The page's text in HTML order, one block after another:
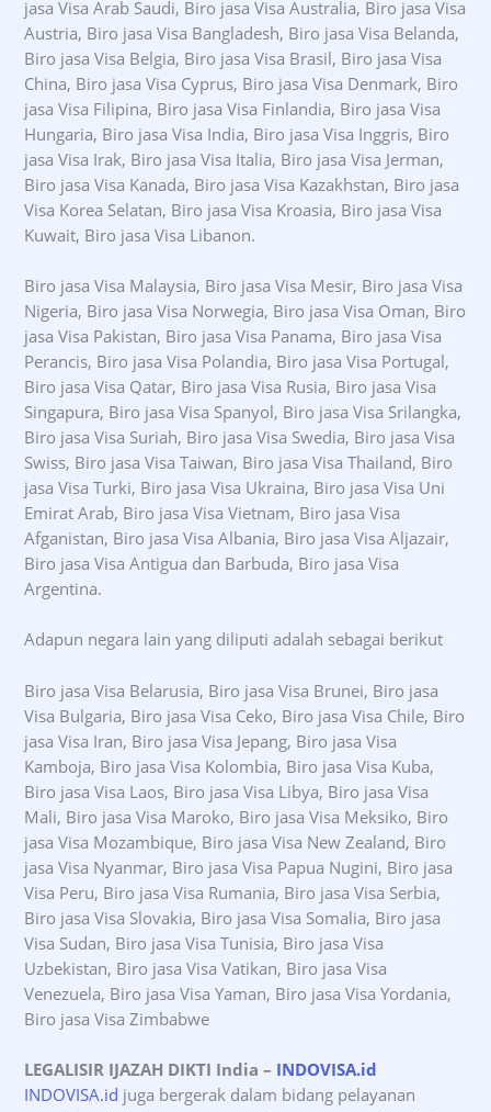
jasa Visa Arab Saudi, Biro jasa Visa Australia, Biro jasa Visa
Austria, Biro jasa Visa Bangladesh, Biro jasa Visa Belanda,
Biro jasa Visa Belgia, Biro jasa Visa Brasil, Biro jasa Visa
China, Biro jasa Visa Cyprus, Biro jasa Visa Denmark, Biro
jasa Visa Filipina, Biro jasa Visa Finlandia, Biro jasa Visa
Hungaria, Biro jasa Visa India, Biro jasa Visa Inggris, Biro
jasa Visa Irak, Biro jasa Visa Italia, Biro jasa Visa Jerman,
Biro jasa Visa Kanada, Biro jasa Visa Kazakhstan, Biro jasa
Visa Korea Selatan, Biro jasa Visa Kroasia, Biro jasa Visa
Kuwait, Biro jasa Visa Libanon.
Biro jasa Visa Malaysia, Biro jasa Visa Mesir, Biro jasa Visa
Nigeria, Biro jasa Visa Norwegia, Biro jasa Visa Oman, Biro
jasa Visa Pakistan, Biro jasa Visa Panama, Biro jasa Visa
Perancis, Biro jasa Visa Polandia, Biro jasa Visa Portugal,
Biro jasa Visa Qatar, Biro jasa Visa Rusia, Biro jasa Visa
Singapura, Biro jasa Visa Spanyol, Biro jasa Visa Srilangka,
Biro jasa Visa Suriah, Biro jasa Visa Swedia, Biro jasa Visa
Swiss, Biro jasa Visa Taiwan, Biro jasa Visa Thailand, Biro
jasa Visa Turki, Biro jasa Visa Ukraina, Biro jasa Visa Uni
Emirat Arab, Biro jasa Visa Vietnam, Biro jasa Visa
Afganistan, Biro jasa Visa Albania, Biro jasa Visa Aljazair,
Biro jasa Visa Antigua dan Barbuda, Biro jasa Visa
Argentina.
Adapun negara lain yang diliputi adalah sebagai berikut
Biro jasa Visa Belarusia, Biro jasa Visa Brunei, Biro jasa
Visa Bulgaria, Biro jasa Visa Ceko, Biro jasa Visa Chile, Biro
jasa Visa Iran, Biro jasa Visa Jepang, Biro jasa Visa
Kamboja, Biro jasa Visa Kolombia, Biro jasa Visa Kuba,
Biro jasa Visa Laos, Biro jasa Visa Libya, Biro jasa Visa
Mali, Biro jasa Visa Maroko, Biro jasa Visa Meksiko, Biro
jasa Visa Mozambique, Biro jasa Visa New Zealand, Biro
jasa Visa Nyanmar, Biro jasa Visa Papua Nugini, Biro jasa
Visa Peru, Biro jasa Visa Rumania, Biro jasa Visa Serbia,
Biro jasa Visa Slovakia, Biro jasa Visa Somalia, Biro jasa
Visa Sudan, Biro jasa Visa Tunisia, Biro jasa Visa
Uzbekistan, Biro jasa Visa Vatikan, Biro jasa Visa
Venezuela, Biro jasa Visa Yaman, Biro jasa Visa Yordania,
Biro jasa Visa Zimbabwe
LEGALISIR IJAZAH DIKTI India– INDOVISA.id
INDOVISA.id juga bergerak dalam bidang pelayanan